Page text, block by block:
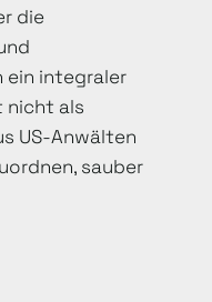
die
ein integraler
nicht als
US-Anwälten
sauber